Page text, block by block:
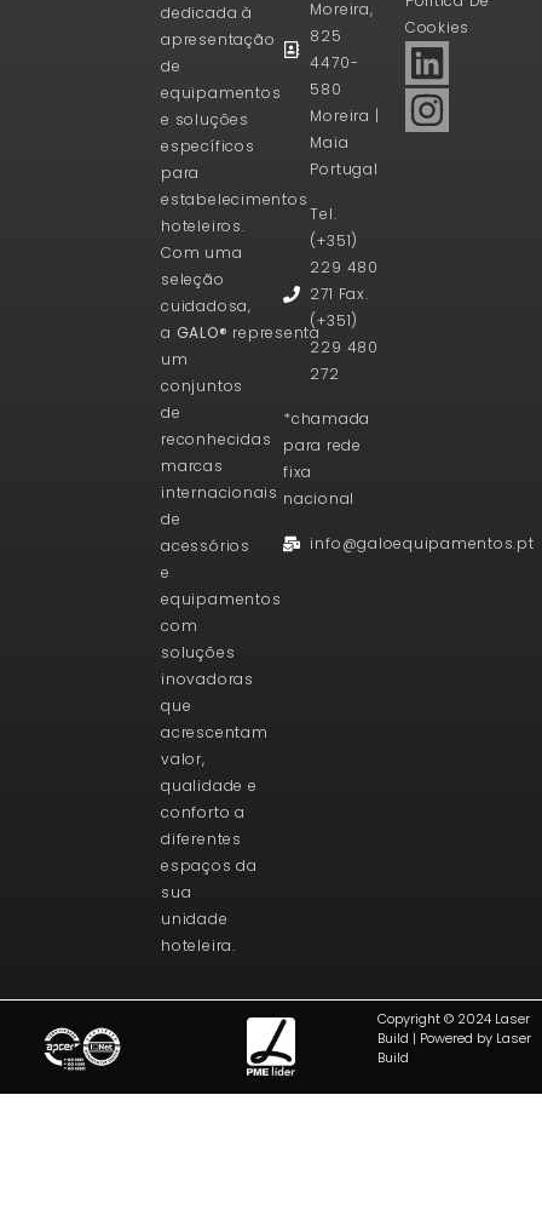
dedicada à
apresentação
de
equipamentos
e soluções
específicos
para
estabelecimentos
hoteleiros.
Com uma
seleção
cuidadosa,
a GALO® representa
um
conjuntos
de
reconhecidas
marcas
internacionais
de
acessórios
e
equipamentos
com
soluções
inovadoras
que
acrescentam
valor,
qualidade e
conforto a
diferentes
espaços da
sua
unidade
hoteleira.
Moreira,
825
4470-
580
Moreira |
Maia
Portugal
Tel.
(+351)
229 480
271 Fax.
(+351)
229 480
272
*chamada
para rede
fixa
nacional
info@galoequipamentos.pt
Cookies
Copyright © 2024 Laser
Build | Powered by Laser
Build